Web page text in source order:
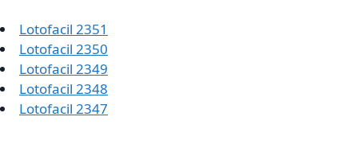
Lotofacil 2351
Lotofacil 2350
Lotofacil 2349
Lotofacil 2348
Lotofacil 2347